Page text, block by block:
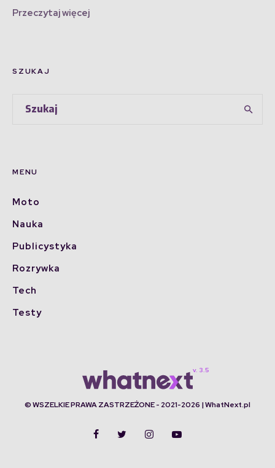
Przeczytaj więcej
SZUKAJ
MENU
Moto
Nauka
Publicystyka
Rozrywka
Tech
Testy
© WSZELKIE PRAWA ZASTRZEŻONE - 2021-2026 | WhatNext.pl